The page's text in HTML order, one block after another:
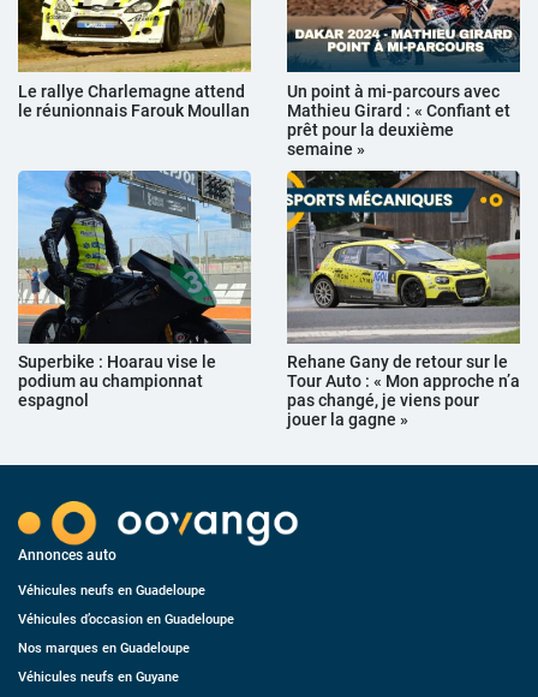
Le rallye Charlemagne attend
le réunionnais Farouk Moullan
Un point à mi-parcours avec
Mathieu Girard : « Confiant et
prêt pour la deuxième
semaine »
Superbike : Hoarau vise le
podium au championnat
espagnol
Rehane Gany de retour sur le
Tour Auto : « Mon approche n’a
pas changé, je viens pour
jouer la gagne »
Annonces auto
Véhicules neufs en Guadeloupe
Véhicules d’occasion en Guadeloupe
Nos marques en Guadeloupe
Véhicules neufs en Guyane